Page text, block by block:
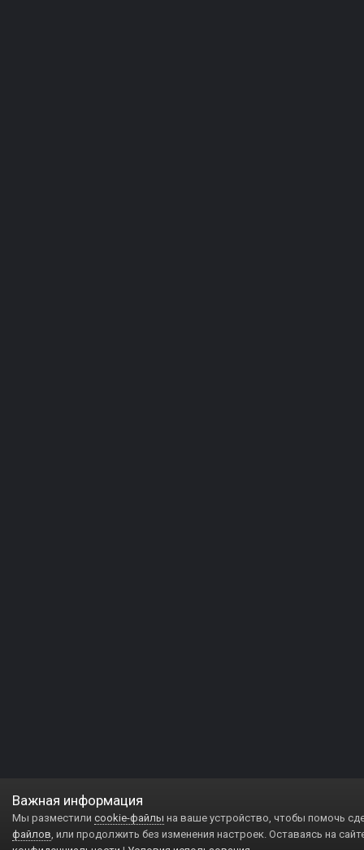
Важная информация
Мы разместили cookie-файлы на ваше устройство, чтобы помочь
файлов, или продолжить без изменения настроек. Оставаясь на